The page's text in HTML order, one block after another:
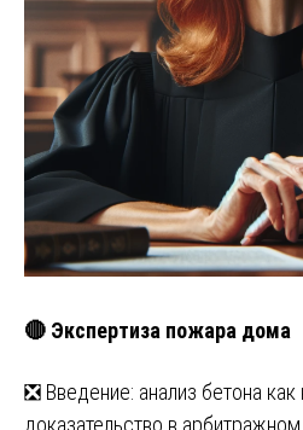
🔴 Экспертиза пожара дома
❎ Введение: анализ бетона
доказательство в